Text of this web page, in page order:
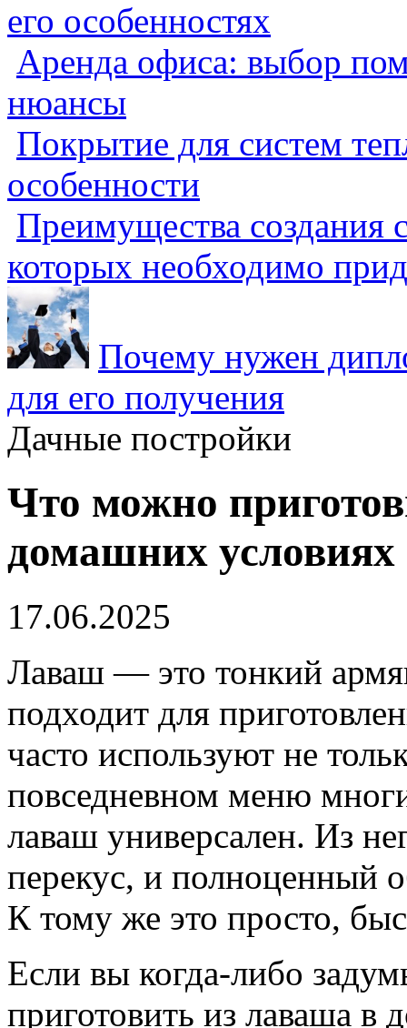
его особенностях
Аренда офиса: выбор
нюансы
Покрытие для систем
особенности
Преимущества создания
которых необходимо
Почему нужен
для его получения
Дачные постройки
Что можно
домашних
17.06.2025
Лаваш — это тонкий
подходит для
часто используют не
повседневном меню
лаваш универсален. Из
перекус, и полноценный
К тому же это просто,
Если вы когда-либо
приготовить из лаваша